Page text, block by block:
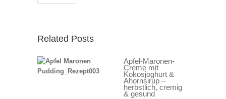
Related Posts
Apfel-Maronen-
Creme mit
Kokosjoghurt &
Ahornsirup –
herbstlich, cremig
& gesund